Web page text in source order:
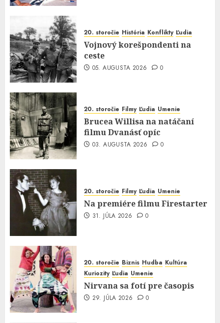
20. storočie História Konflikty Ľudia
Vojnový korešpondenti na
ceste
05. AUGUSTA 2026 0
20. storočie Filmy Ľudia Umenie
Brucea Willisa na natáčaní
filmu Dvanásť opíc
03. AUGUSTA 2026 0
20. storočie Filmy Ľudia Umenie
Na premiére filmu Firestarter
31. JÚLA 2026 0
20. storočie Biznis Hudba Kultúra
Kuriozity Ľudia Umenie
Nirvana sa fotí pre časopis
29. JÚLA 2026 0